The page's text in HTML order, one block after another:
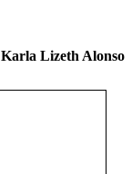
Karla Lizeth Alonso